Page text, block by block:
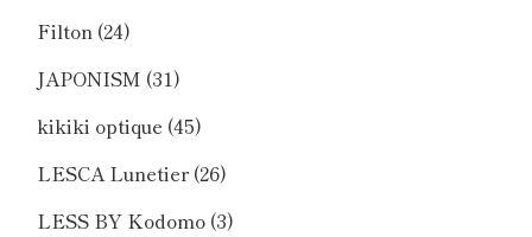
Filton (24)
JAPONISM (31)
kikiki optique (45)
LESCA Lunetier(26)
LESS BY Kodomo (3)